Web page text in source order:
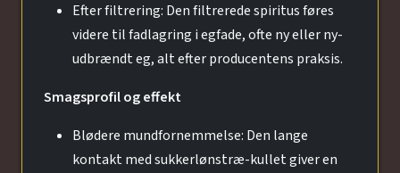
Efter filtrering: Den filtrerede spiritus føres
videre til fadlagring i egfade, ofte ny eller ny-
udbrændt eg, alt efter producentens praksis.
Smagsprofil og effekt
Blødere mundfornemmelse: Den lange
kontakt med sukkerlønstræ-kullet giver en